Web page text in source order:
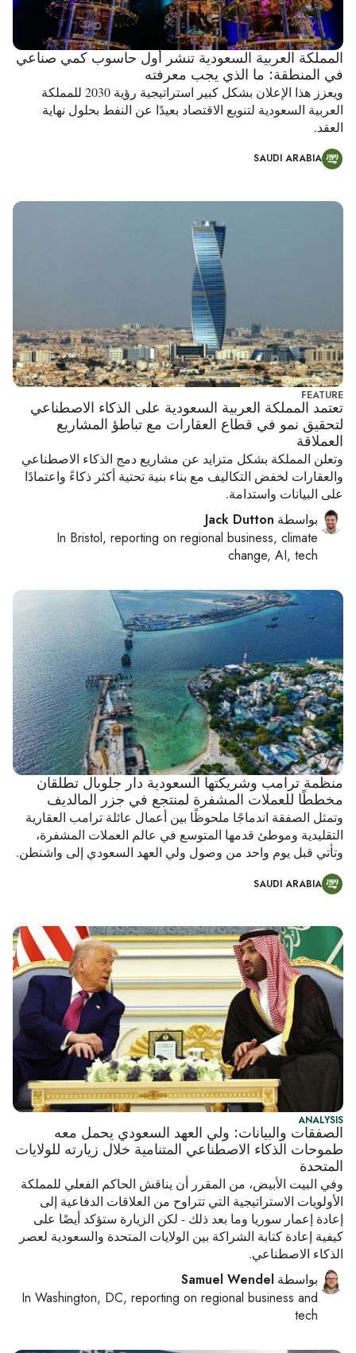
المملكة العربية السعودية تنشر أول حاسوب كمي صناعي
في المنطقة: ما الذي يجب معرفته
ويعزز هذا الإعلان بشكل كبير استراتيجية رؤية 2030 للمملكة
العربية السعودية لتنويع الاقتصاد بعيدًا عن النفط بحلول نهاية
العقد.
SAUDI ARABIA
FEATURE
تعتمد المملكة العربية السعودية على الذكاء الاصطناعي
لتحقيق نمو في قطاع العقارات مع تباطؤ المشاريع
العملاقة
وتعلن المملكة بشكل متزايد عن مشاريع دمج الذكاء الاصطناعي
والعقارات لخفض التكاليف مع بناء بنية تحتية أكثر ذكاءً واعتمادًا
على البيانات واستدامة.
بواسطة Jack Dutton
In Bristol, reporting on regional business, climate
change, AI, tech
منظمة ترامب وشريكتها السعودية دار جلوبال تطلقان
مخططًا للعملات المشفرة لمنتجع في جزر المالديف
وتمثل الصفقة اندماجًا ملحوظًا بين أعمال عائلة ترامب العقارية
التقليدية وموطئ قدمها المتوسع في عالم العملات المشفرة،
وتأتي قبل يوم واحد من وصول ولي العهد السعودي إلى واشنطن.
SAUDI ARABIA
ANALYSIS
الصفقات والبيانات: ولي العهد السعودي يحمل معه
طموحات الذكاء الاصطناعي المتنامية خلال زيارته للولايات
المتحدة
وفي البيت الأبيض، من المقرر أن يناقش الحاكم الفعلي للمملكة
الأولويات الاستراتيجية التي تتراوح من العلاقات الدفاعية إلى
إعادة إعمار سوريا وما بعد ذلك - لكن الزيارة ستؤكد أيضًا على
كيفية إعادة كتابة الشراكة بين الولايات المتحدة والسعودية لعصر
الذكاء الاصطناعي.
بواسطة Samuel Wendel
In Washington, DC, reporting on regional business and
tech